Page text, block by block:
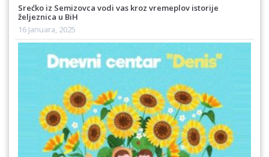
Srećko iz Semizovca vodi vas kroz vremeplov istorije
željeznica u BiH
16 Januara, 2025